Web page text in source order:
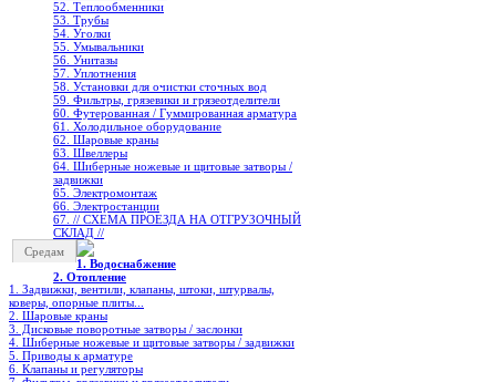
52. Теплообменники
53. Трубы
54. Уголки
55. Умывальники
56. Унитазы
57. Уплотнения
58. Установки для очистки сточных вод
59. Фильтры, грязевики и грязеотделители
60. Футерованная / Гуммированная арматура
61. Холодильное oборудование
62. Шаровые краны
63. Швеллеры
64. Шиберные ножевые и щитовые затворы /
задвижки
65. Электромонтаж
66. Электростанции
67. // СХЕМА ПРОЕЗДА НА ОТГРУЗОЧНЫЙ
СКЛАД //
Средам
1. Водоснабжение
2. Отопление
1. Задвижки, вентили, клапаны, штоки, штурвалы,
коверы, опорные плиты...
2. Шаровые краны
3. Дисковые поворотные затворы / заслонки
4. Шиберные ножевые и щитовые затворы / задвижки
5. Приводы к арматуре
6. Клапаны и регуляторы